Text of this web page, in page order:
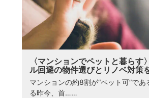
〈マンションでペットと暮らす
ル回避の物件選びとリノベ対策
マンションの約8割が“ペット可”で
る昨今、首……